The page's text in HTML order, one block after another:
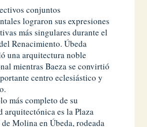
conjuntos
lograron sus expresiones
más singulares durante el
Renacimiento. Úbeda
una arquitectura noble
mientras Baeza se convirtió
centro eclesiástico y
más completo de su
arquitectónica es la Plaza
Molina en Úbeda, rodeada